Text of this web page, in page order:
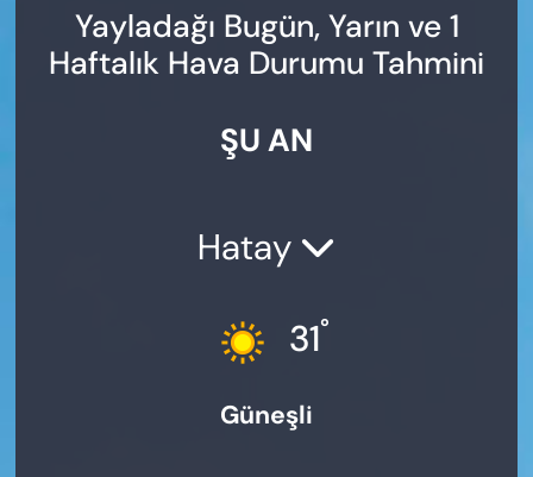
Yayladağı Bugün, Yarın ve 1
Haftalık Hava Durumu Tahmini
ŞU AN
Hatay
31°
Güneşli
YENİ MEDYADA EMEK
GAZETECİLİĞİNİ GELİŞTİRMEK
Trafik Durumu
Süper Lig Puan Durumu ve Fikstür